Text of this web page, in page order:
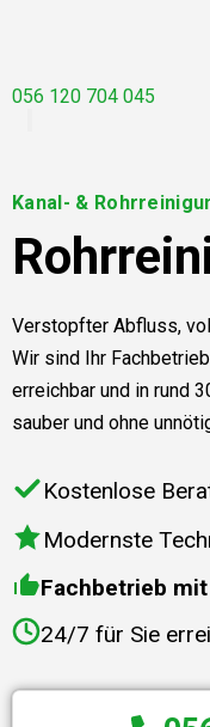
056 120 704 045
Kanal- &
Verstopfter Abfluss,
Wir sind Ihr
erreichbar und in rund
sauber und ohne
Kostenlose
Modernste
Fachbetrieb
24/7 für Sie